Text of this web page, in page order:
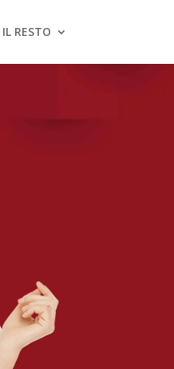
IL RESTO